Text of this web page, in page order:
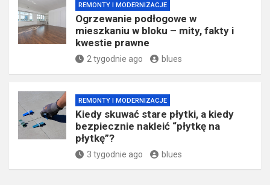
REMONTY I MODERNIZACJE
Ogrzewanie podłogowe w
mieszkaniu w bloku – mity, fakty i
kwestie prawne
2 tygodnie ago blues
REMONTY I MODERNIZACJE
Kiedy skuwać stare płytki, a kiedy
bezpiecznie nakleić “płytkę na
płytkę”?
3 tygodnie ago blues